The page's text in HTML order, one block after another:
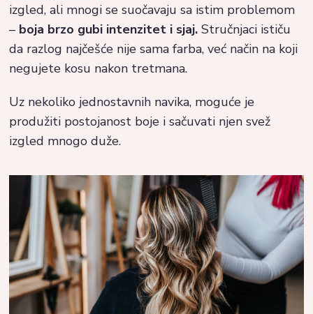
izgled, ali mnogi se suočavaju sa istim problemom
– boja brzo gubi intenzitet i sjaj. Stručnjaci ističu
da razlog najčešće nije sama farba, već način na koji
negujete kosu nakon tretmana.
Uz nekoliko jednostavnih navika, moguće je
produžiti postojanost boje i sačuvati njen svež
izgled mnogo duže.